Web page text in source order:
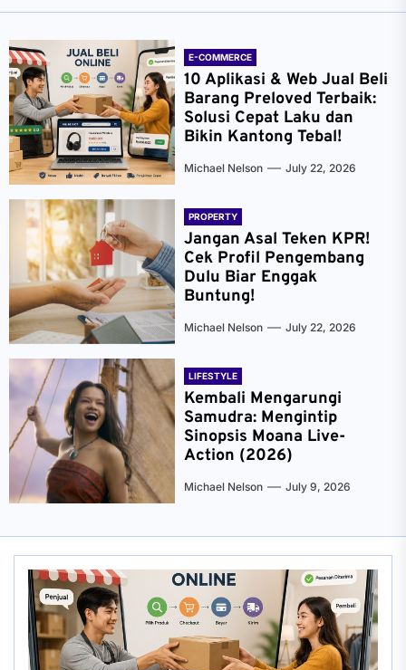
E-COMMERCE
10 Aplikasi & Web Jual Beli
Barang Preloved Terbaik:
Solusi Cepat Laku dan
Bikin Kantong Tebal!
Michael Nelson July 22, 2026
PROPERTY
Jangan Asal Teken KPR!
Cek Profil Pengembang
Dulu Biar Enggak
Buntung!
Michael Nelson July 22, 2026
LIFESTYLE
Kembali Mengarungi
Samudra: Mengintip
Sinopsis Moana Live-
Action (2026)
Michael Nelson July 9, 2026